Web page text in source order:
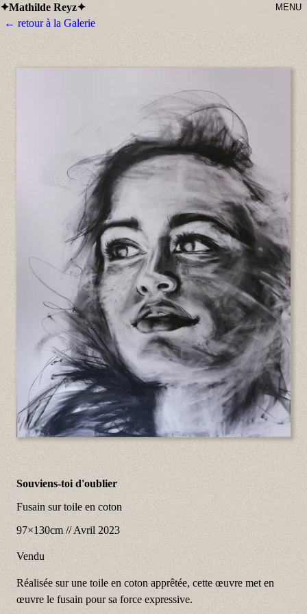
✦Mathilde Reyz✦ MENU
← retour à la Galerie
Souviens-toi d'oublier
Fusain sur toile en coton
97×130cm //Avril 2023
Vendu
Réalisée sur une toile en coton apprêtée, cette œuvre met en
œuvre le fusain pour sa force expressive.